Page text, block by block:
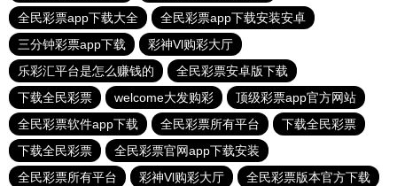
全民彩票app下载大全
全民彩票app下载安装安卓
三分钟彩票app下载
彩神Vl购彩大厅
乐彩汇平台是怎么赚钱的
全民彩票安卓版下载
下载全民彩票
welcome大发购彩
顶级彩票app官方网站
全民彩票软件app下载
全民彩票所有平台
下载全民彩票
下载全民彩票
全民彩票官网app下载安装
全民彩票所有平台
彩神Vl购彩大厅
全民彩票版本官方下载